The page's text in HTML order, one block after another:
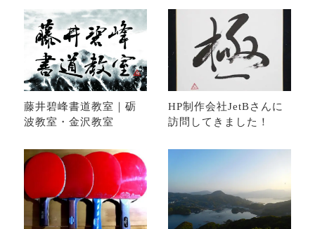
藤井碧峰書道教室｜砺
波教室・金沢教室
HP制作会社JetBさんに
訪問してきました！